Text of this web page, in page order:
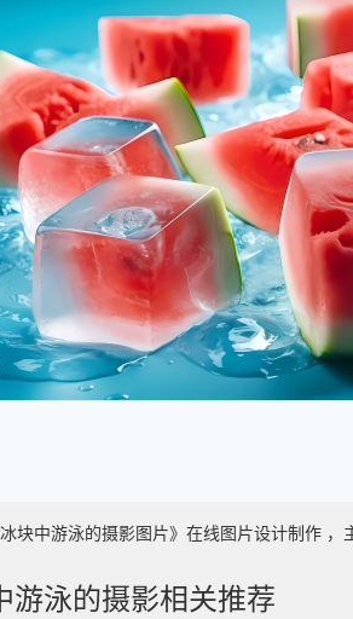
块中游泳的摄影图片》在线图片设计制作
游泳的摄影相关推荐